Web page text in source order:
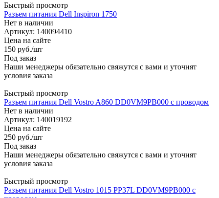
Быстрый просмотр
Разъем питания Dell Inspiron 1750
Нет в наличии
Артикул: 140094410
Цена на сайте
150 руб./шт
Под заказ
Наши менеджеры обязательно свяжутся с вами и уточнят
условия заказа
Быстрый просмотр
Разъем питания Dell Vostro A860 DD0VM9PB000 с проводом
Нет в наличии
Артикул: 140019192
Цена на сайте
250 руб./шт
Под заказ
Наши менеджеры обязательно свяжутся с вами и уточнят
условия заказа
Быстрый просмотр
Разъем питания Dell Vostro 1015 PP37L DD0VM9PB000 с